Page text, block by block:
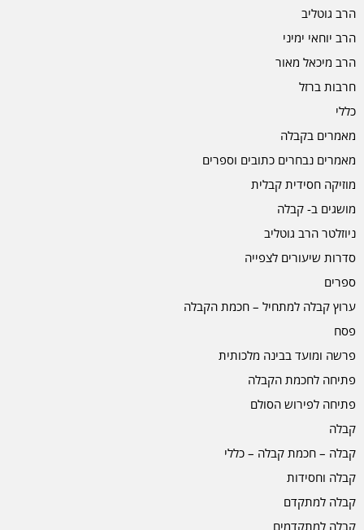
הרב גוטליב
הרב יוחאי ימיני
הרב מיכאל מאור
חרבות ברזל
כללי
מאמרים בקבלה
מאמרים נבחרים כתובים וספרים
מוזיקה חסידית קבלית
מושגים ב- קבלה
ניוזלטר הרב גוטליב
סדרות שיעורים לצפייה
ספרים
ערוץ קבלה למתחיל – חכמת הקבלה
פסח
פרשה ומועד בבינה מלכותית
פתיחה לחכמת הקבלה
פתיחה לפירוש הסולם
קבלה
קבלה – חכמת קבלה – כללי
קבלה וחסידות
קבלה למתקדם
קבלה למתקדמים